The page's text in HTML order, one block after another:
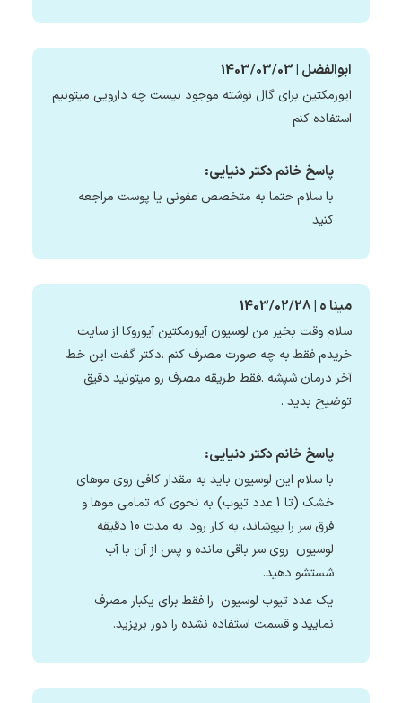
ابوالفضل | 1403/03/03
ایورمکتین برای گال نوشته موجود نیست چه دارویی میتونیم
استفاده کنم
پاسخ خانم دکتر دنیایی:
با سلام حتما به متخصص عفونی یا پوست مراجعه
کنید
مینا ه | 1403/02/28
سلام وقت بخیر من لوسیون آیورمکتین آیوروکا از سایت
خریدم فقط به چه صورت مصرف کنم .دکتر گفت این خط
آخر درمان شپشه .فقط طریقه مصرف رو میتونید دقیق
توضیح بدید .
پاسخ خانم دکتر دنیایی:
با سلام این لوسیون باید به مقدار کافی روی موهای
خشک (تا 1 عدد تیوب) به نحوی که تمامی موها و
فرق سر را بپوشاند، به کار رود. به مدت 10 دقیقه
لوسیون روی سر باقی مانده و پس از آن با آب
شستشو دهید.
یک عدد تیوب لوسیون را فقط برای یکبار مصرف
نمایید و قسمت استفاده نشده را دور بریزید.